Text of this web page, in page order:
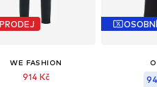
WE FASHION
914 Kč